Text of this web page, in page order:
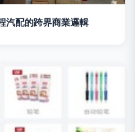
汽配的跨界商業邏輯